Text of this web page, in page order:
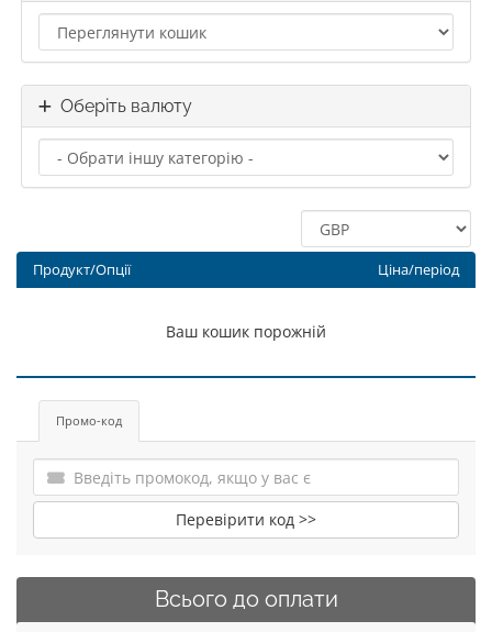
Оберіть валюту
Продукт/Опції Ціна/період
Ваш кошик порожній
Промо-код
Перевірити код >>
Всього до оплати